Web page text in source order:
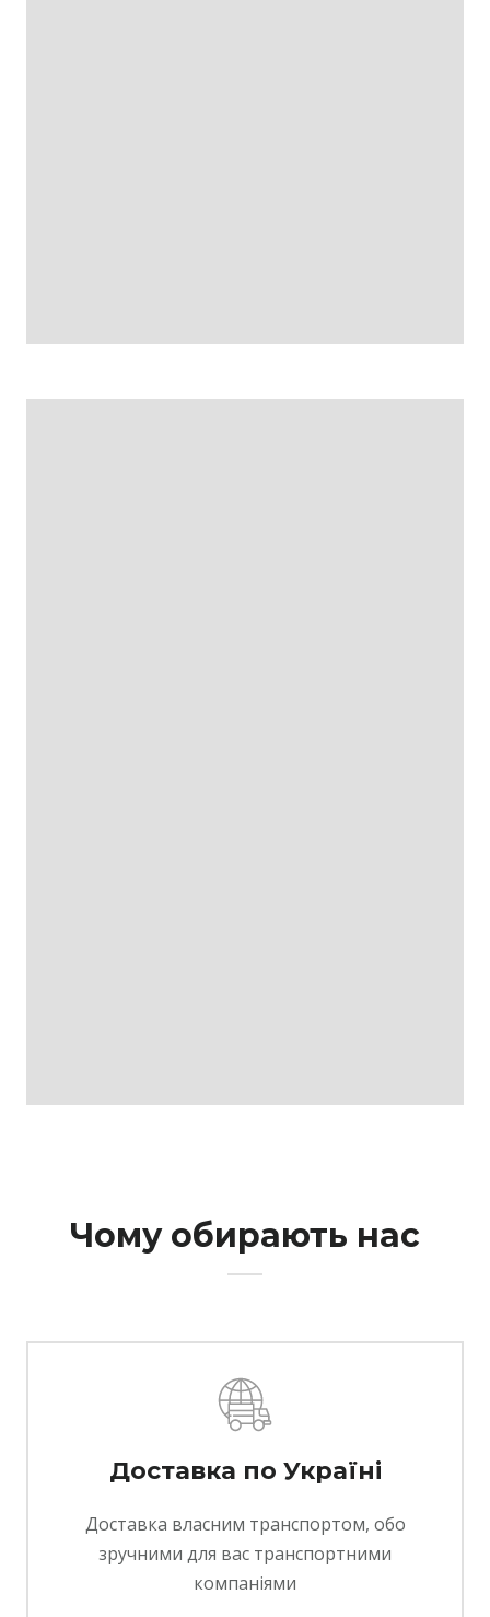
Чому обирають нас
Доставка по Україні
Доставка власним транспортом, обо
зручними для вас транспортними
компаніями